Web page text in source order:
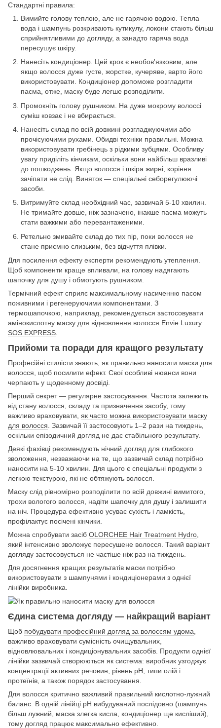
Стандартні правила:
Вимийте голову теплою, але не гарячою водою. Тепла
вода і шампунь розкривають кутикулу, локони стають більш
сприйнятливими до догляду, а занадто гаряча вода
пересушує шкіру.
Нанесіть кондиціонер. Цей крок є необов'язковим, але
якщо волосся дуже густе, жорстке, кучеряве, варто його
використовувати. Кондиціонер допоможе розгладити
пасма, отже, маску буде легше розподілити.
Промокніть голову рушником. На дуже мокрому волоссі
суміш ковзає і не вбирається.
Нанесіть склад по всій довжині розгладжуючими або
прочісуючими рухами. Обидві техніки правильні. Можна
використовувати гребінець з рідкими зубцями. Особливу
увагу приділіть кінчикам, оскільки вони найбільш вразливі
до пошкоджень. Якщо волосся і шкіра жирні, коріння
зачіпати не слід. Виняток — спеціальні себорегулюючі
засоби.
Витримуйте склад необхідний час, зазвичай 5-10 хвилин.
Не тримайте довше, ніж зазначено, інакше пасма можуть
стати важкими або перевантаженими.
Ретельно змивайте склад до тих пір, поки волосся не
стане приємно слизьким, без відчуття плівки.
Для посилення ефекту експерти рекомендують утеплення.
Щоб компоненти краще впливали, на голову надягають
шапочку для душу і обмотують рушником.
Термічний ефект сприяє максимальному насиченню пасом
поживними і регенеруючими компонентами. З
термошапочкою, наприклад, рекомендується застосовувати
амінокислотну маску для відновлення волосся Envie Luxury
SOS EXPRESS.
Прийоми та поради для кращого результату
Професійні стилісти знають, як правильно наносити маски для
волосся, щоб посилити ефект. Свої особливі нюанси вони
черпають у щоденному досвіді.
Перший секрет — регулярне застосування. Частота залежить
від стану волосся, складу та призначення засобу, тому
важливо враховувати, як часто можна використовувати маску
для волосся . Зазвичай її застосовують 1–2 рази на тиждень,
оскільки епізодичний догляд не дає стабільного результату.
Деякі фахівці рекомендують нічний догляд для глибокого
зволоження, незважаючи на те, що зазвичай склад потрібно
наносити на 5-10 хвилин. Для цього є спеціальні продукти з
легкою текстурою, які не обтяжують волосся.
Маску слід рівномірно розподілити по всій довжині вимитого,
трохи вологого волосся, надіти шапочку для душу і залишити
на ніч. Процедура ефективно усуває сухість і ламкість,
профілактує посічені кінчики.
Можна спробувати засіб OLORCHEE Hair Treatment Hydro
який інтенсивно зволожує пересушене волосся. Такий варіант
догляду застосовується не частіше ніж раз на тиждень.
Для досягнення кращих результатів маски потрібно
використовувати з шампунями і кондиціонерами з однієї
лінійки виробника.
Єдина система догляду — найкращий варіант
Щоб побудувати професійний догляд за волоссям удома
важливо враховувати сумісність очищувальних,
відновлювальних і кондиціонувальних засобів. Продукти однієї
лінійки зазвичай створюються як система: виробник узгоджує
концентрації активних речовин, рівень pH, типи олій і
протеїнів, а також порядок застосування.
Для волосся критично важливий правильний кислотно-лужний
баланс. В одній лінійці pH вибудуваний послідовно (шампунь
більш лужний, маска злегка кисла, кондиціонер ще кисліший),
тому догляд працює максимально ефективно.